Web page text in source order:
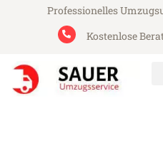
Professionelles
Kostenlose